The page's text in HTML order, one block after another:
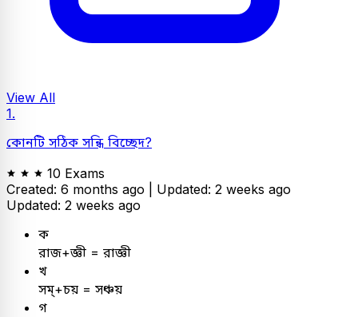
View All
1.
কোনটি সঠিক সন্ধি বিচ্ছেদ?
10 Exams
Created: 6 months ago | Updated: 2 weeks ago
Updated: 2 weeks ago
ক
রাজ+জ্ঞী = রাজ্ঞী
খ
সম্+চয় = সঞ্চয়
গ